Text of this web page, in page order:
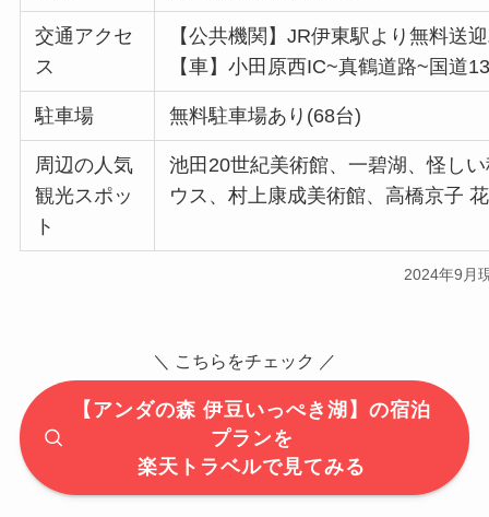
交通アクセ
ス
【公共機関】JR伊東駅より無料送
【車】小田原西IC~真鶴道路~国道
駐車場 無料駐車場あり(68台)
周辺の人気
観光スポッ
ト
池田20世紀美術館、一碧湖、怪し
ウス、村上康成美術館、高橋京子
2024年9月
＼ こちらをチェック ／
【アンダの森 伊豆いっぺき湖】の宿泊
プランを
楽天トラベルで見てみる